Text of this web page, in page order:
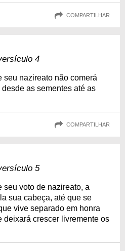
COMPARTILHAR
4
seu nazireato não comerá
as sementes até as
COMPARTILHAR
5
seu voto de nazireato, a
sua cabeça, até que se
vive separado em honra
deixará crescer livremente os